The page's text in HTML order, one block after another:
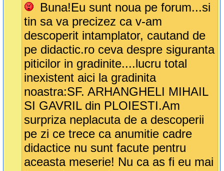
Buna!Eu sunt noua pe forum...si
tin sa va precizez ca v-am
descoperit intamplator, cautand de
pe didactic.ro ceva despre siguranta
piticilor in gradinite....lucru total
inexistent aici la gradinita
noastra:SF. ARHANGHELI MIHAIL
SI GAVRIL din PLOIESTI.Am
surpriza neplacuta de a descoperii
pe zi ce trece ca anumitie cadre
didactice nu sunt facute pentru
aceasta meserie! Nu ca as fi eu mai